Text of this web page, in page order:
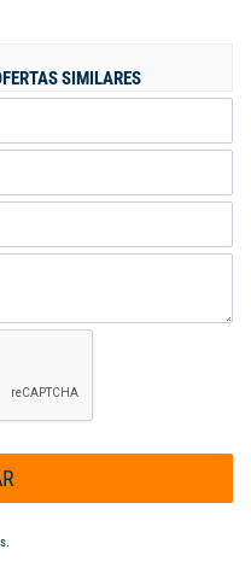
y familiar Zonas
de inversión Tu
y enamórate de este
SIMILARES
.